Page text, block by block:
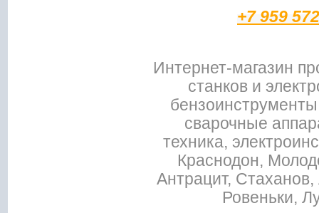
+7 959
Интернет-магазин
станков и
сварочные
техника,
Краснодон,
Антрацит,
Ровеньки,